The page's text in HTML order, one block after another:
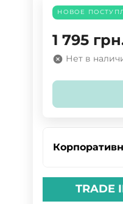
НОВОЕ
1 795
Нет в
TRADE